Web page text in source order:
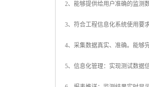
2、能够提供给用户准确的监测
3、符合工程信息化系统使用要
4、采集数据真实、准确。能够
5、信息化管理：实现测试数据